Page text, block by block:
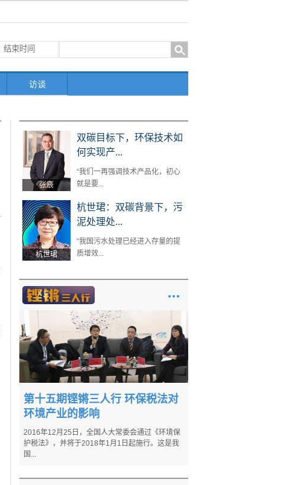
访谈
张辰
双碳目标下，环保技术如
何实现产...
“我们一再强调技术产品化，初心
就是要...
杭世珺
杭世珺：双碳背景下，污
泥处理处...
“我国污水处理已经进入存量的提
质增效...
第十五期铿锵三人行 环保税法对
环境产业的影响
2016年12月25日，全国人大常委会通过《环境保
护税法》，并将于2018年1月1日起施行。这是我
国...